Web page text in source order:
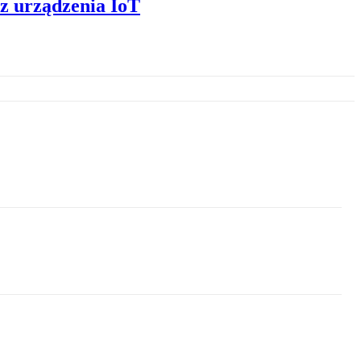
urządzenia IoT